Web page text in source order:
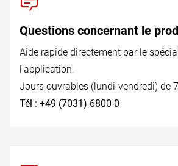
Questions concernant le
Aide rapide directement par le
l'application.
Jours ouvrables (lundi-vendredi) de
Tél : +49 (7031) 6800-0